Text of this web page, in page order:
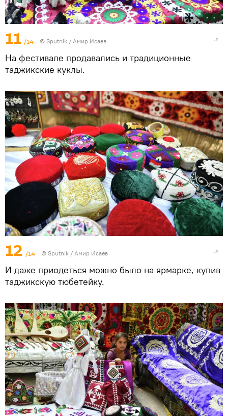
11 /14 © Sputnik / Амир Исаев
На фестивале продавались и традиционные
таджикские куклы.
12 /14 © Sputnik / Амир Исаев
И даже приодеться можно было на ярмарке, купив
таджикскую тюбетейку.